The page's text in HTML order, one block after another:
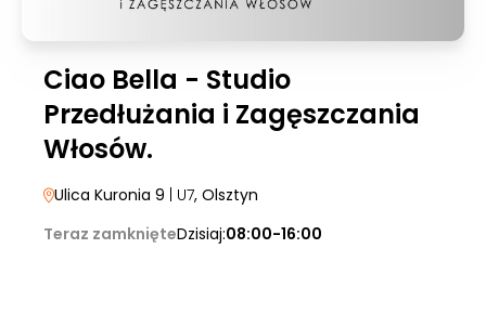
Ciao Bella - Studio
Przedłużania i Zagęszczania
Włosów.
Ulica Kuronia 9 | U7, Olsztyn
Teraz zamknięteDzisiaj:08:00-16:00